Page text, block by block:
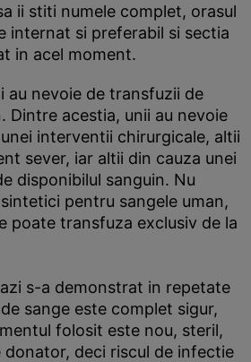
ii stiti numele complet, orasul
internat si preferabil si sectia
in acel moment.
au nevoie de transfuzii de
Dintre acestia, unii au nevoie
interventii chirurgicale, altii
sever, iar altii din cauza unei
disponibilul sanguin. Nu
pentru sangele uman,
poate transfuza exclusiv de la
s-a demonstrat in repetate
sange este complet sigur,
folosit este nou, steril,
deci riscul de infectie